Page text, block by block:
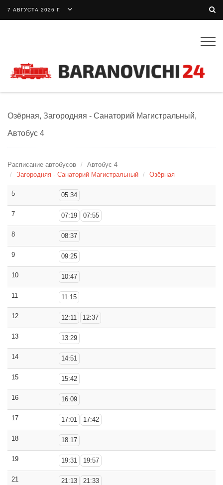
7 АВГУСТА 2026 Г.
Озёрная, Загородняя - Санаторий Магистральный,
Автобус 4
Расписание автобусов
Автобус 4
Загородняя - Санаторий Магистральный
Озёрная
5 05:34
7 07:19 07:55
8 08:37
9 09:25
10 10:47
11 11:15
12 12:11 12:37
13 13:29
14 14:51
15 15:42
16 16:09
17 17:01 17:42
18 18:17
19 19:31 19:57
21 21:13 21:33